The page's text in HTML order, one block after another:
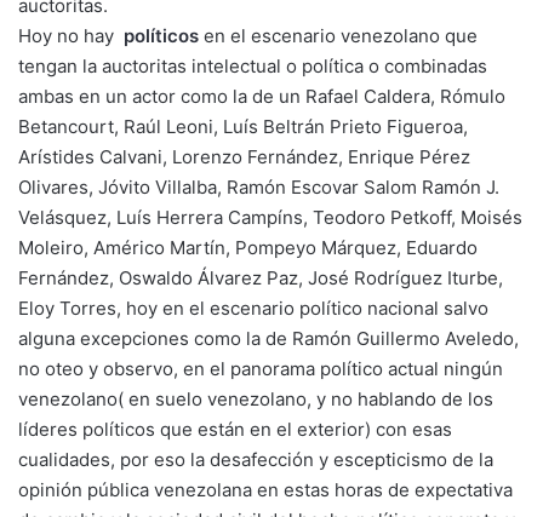
auctoritas.
Hoy no hay políticos en el escenario venezolano que
tengan la auctoritas intelectual o política o combinadas
ambas en un actor como la de un Rafael Caldera, Rómulo
Betancourt, Raúl Leoni, Luís Beltrán Prieto Figueroa,
Arístides Calvani, Lorenzo Fernández, Enrique Pérez
Olivares, Jóvito Villalba, Ramón Escovar Salom Ramón J.
Velásquez, Luís Herrera Campíns, Teodoro Petkoff, Moisés
Moleiro, Américo Martín, Pompeyo Márquez, Eduardo
Fernández, Oswaldo Álvarez Paz, José Rodríguez Iturbe,
Eloy Torres, hoy en el escenario político nacional salvo
alguna excepciones como la de Ramón Guillermo Aveledo,
no oteo y observo, en el panorama político actual ningún
venezolano( en suelo venezolano, y no hablando de los
líderes políticos que están en el exterior) con esas
cualidades, por eso la desafección y escepticismo de la
opinión pública venezolana en estas horas de expectativa